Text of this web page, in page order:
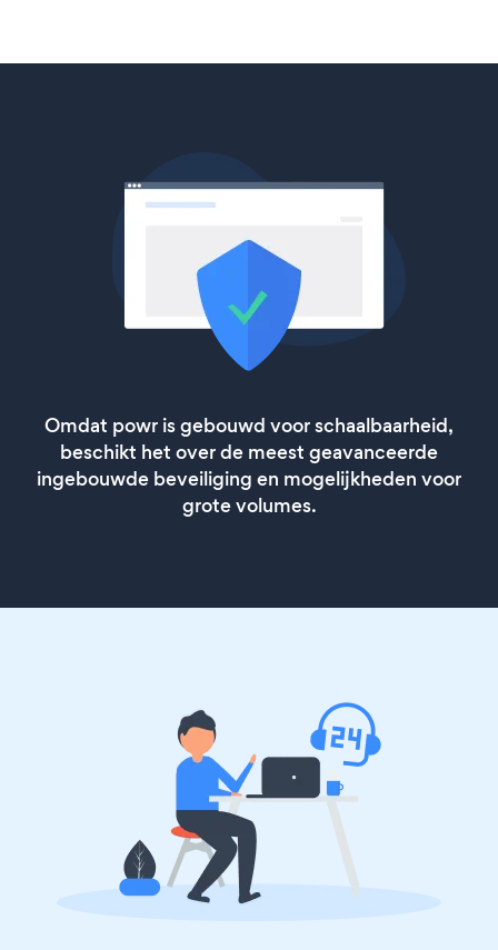
Omdat powr is gebouwd voor schaalbaarheid,
beschikt het over de meest geavanceerde
ingebouwde beveiliging en mogelijkheden voor
grote volumes.